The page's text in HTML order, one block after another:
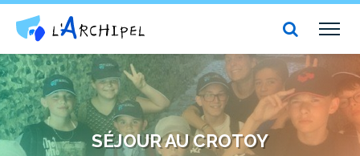
Centre social et culturel l'Archipel
SÉJOUR AU CROTOY